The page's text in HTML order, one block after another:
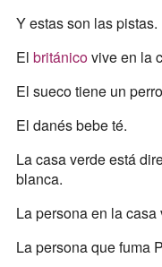
Y estas son las pistas.
El británicovive en la
El sueco tiene un
El danés bebe té.
La casa verde está
blanca.
La persona en la casa
La persona que fuma